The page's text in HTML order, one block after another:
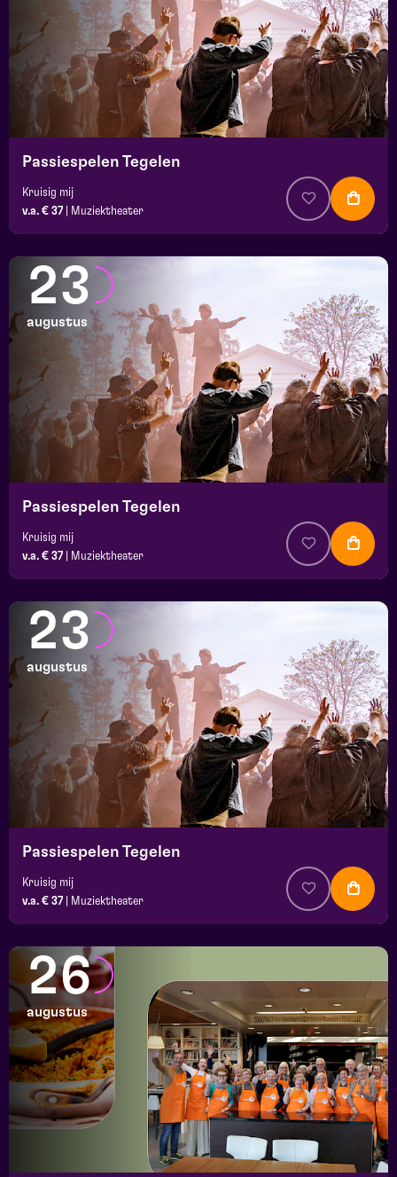
Passiespelen Tegelen
Kruisig mij
v.a. € 37
Muziektheater
23
augustus
Passiespelen Tegelen
Kruisig mij
v.a. € 37
Muziektheater
23
augustus
Passiespelen Tegelen
Kruisig mij
v.a. € 37
Muziektheater
26
augustus